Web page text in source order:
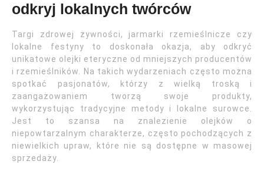
odkryj lokalnych twórców
Targi zdrowej żywności, jarmarki rzemieślnicze czy
lokalne festyny to doskonała okazja, aby odkryć
unikatowe olejki eteryczne od mniejszych producentów
i rzemieślników. Na takich wydarzeniach często można
spotkać pasjonatów, którzy z wielką troską i
zaangażowaniem tworzą swoje produkty,
wykorzystując tradycyjne metody i lokalne surowce.
Jest to szansa na znalezienie olejków o
niepowtarzalnym charakterze, często pochodzących z
niewielkich upraw, które nie są dostępne w masowej
sprzedaży.